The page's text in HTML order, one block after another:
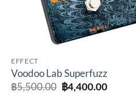
EFFECT
Voodoo Lab Superfuzz
฿5,500.00 Original
price
฿4,400.00Current